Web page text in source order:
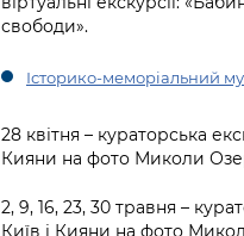
свободи».
Історико-меморіальний
28 квітня – кураторська
Кияни на фото Миколи
2, 9, 16, 23, 30 травня –
Київ і Кияни на фото